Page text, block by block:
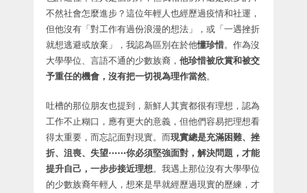
不然社會怎麼進步？這位年輕人也經歷過疫情和社運，
但他沒有「對工作有過份浪漫的想法」，或「一遇挫折
就想逃避或放棄」，我認為區別在於他懂珍惜。作為沒
大學學位、言語不通的少數族裔， 他珍惜被欣賞和被交
予重任的機會，沒有把一切視為理作當然。
吐槽的那位朋友也提到，新鮮人其實都很有理想，認為
工作不止糊口，應有更大的意義，但他們容易把理想看
得太重要，而忘記面對現實。而現實總是充滿困難、挫
折、沮喪、失望⋯⋯你必須堅強面對，解決問題，才能
提升自己，一步步接近理想。我遇上那位沒有大學學位
的少數族裔年輕人，想來是早就經歷過現實的歷練，才